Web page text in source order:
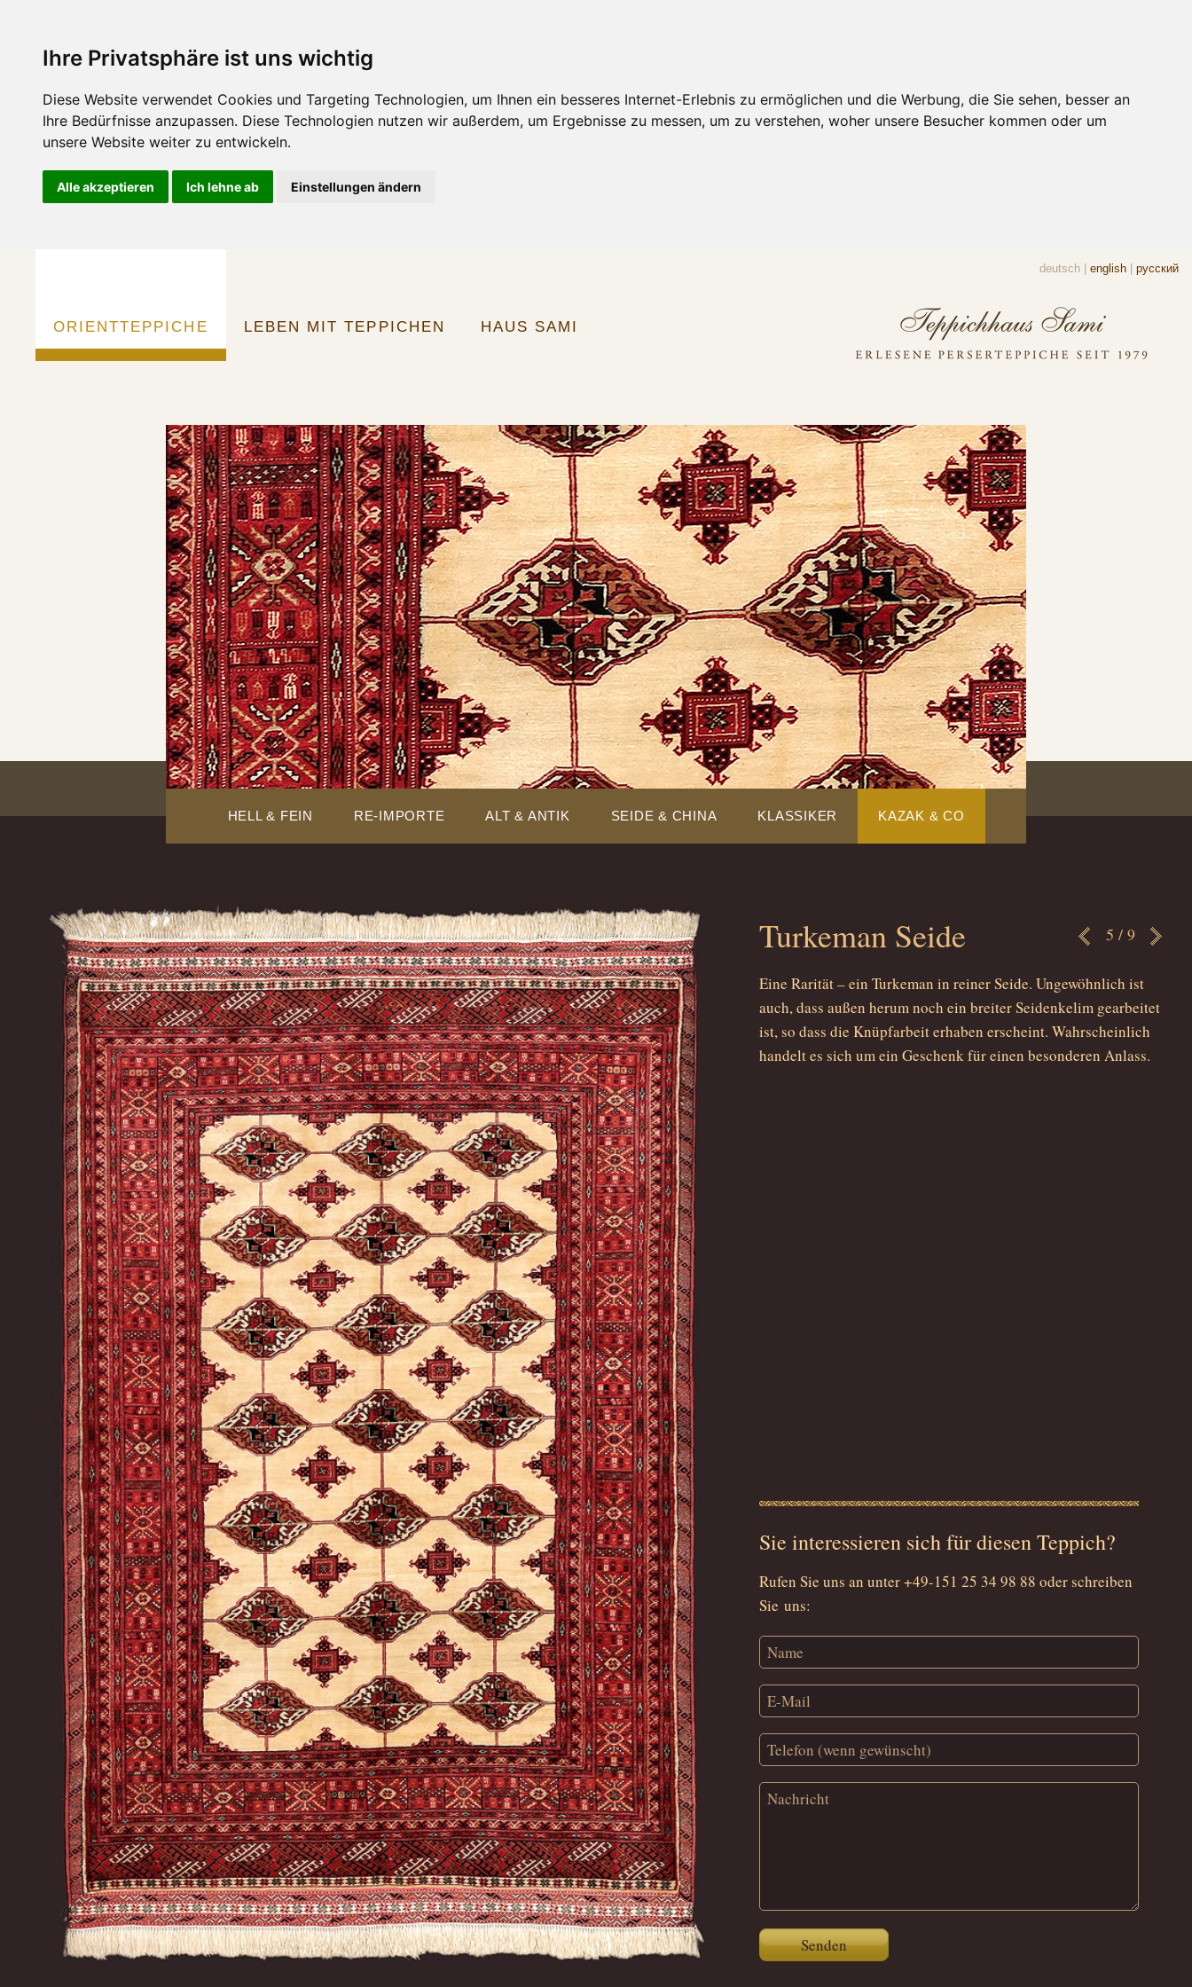
Ihre Privatsphäre ist uns wichtig
Diese Website verwendet Cookies und Targeting Technologien, um Ihnen ein besseres Internet-Erlebnis zu ermöglichen und die Werbung, die Sie sehen, besser an
Ihre Bedürfnisse anzupassen. Diese Technologien nutzen wir außerdem, um Ergebnisse zu messen, um zu verstehen, woher unsere Besucher kommen oder um
unsere Website weiter zu entwickeln.
Alle akzeptieren Ich lehne ab Einstellungen ändern
ORIENTTEPPICHE LEBEN MIT TEPPICHEN HAUS SAMI
deutsch english русский
HELL & FEIN RE-IMPORTE ALT & ANTIK SEIDE & CHINA KLASSIKER KAZAK & CO
5 / 9
Turkeman Seide
Eine Rarität – ein Turkeman in reiner Seide. Ungewöhnlich ist
auch, dass außen herum noch ein breiter Seidenkelim gearbeitet
ist, so dass die Knüpfarbeit erhaben erscheint. Wahrscheinlich
handelt es sich um ein Geschenk für einen besonderen Anlass.
Sie interessieren sich für diesen Teppich?
Rufen Sie uns an unter +49-151 25 34 98 88 oder schreiben
Sie uns:
Senden